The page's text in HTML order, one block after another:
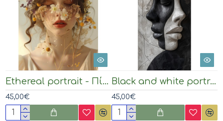
Ethereal portrait - Πίνακας σε καμβά
45,00€
Black and white portraits - Πίνακας σε καμβά
45,00€